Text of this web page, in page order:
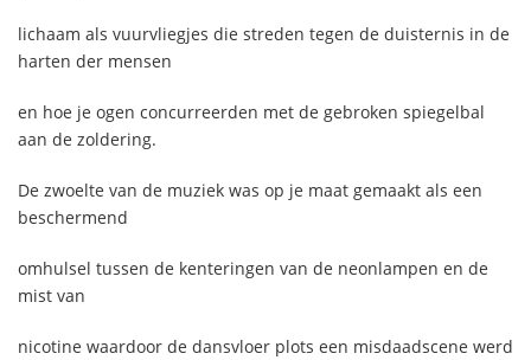
lichaam als vuurvliegjes die streden tegen de duisternis in de
harten der mensen
en hoe je ogen concurreerden met de gebroken spiegelbal
aan de zoldering.
De zwoelte van de muziek was op je maat gemaakt als een
beschermend
omhulsel tussen de kenteringen van de neonlampen en de
mist van
nicotine waardoor de dansvloer plots een misdaadscene werd